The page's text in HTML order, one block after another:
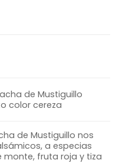
de Mustiguillo
color cereza
de Mustiguillo nos
a especias
monte, fruta roja y tiza